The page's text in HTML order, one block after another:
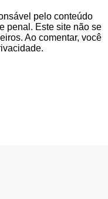
pelo conteúdo
penal. Este site não se
Ao comentar, você